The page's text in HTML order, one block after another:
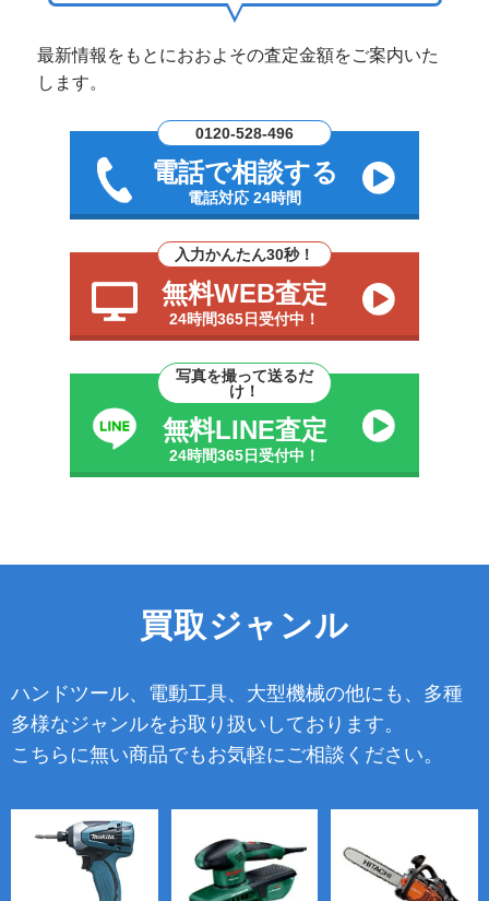
最新情報をもとにおおよその査定金額をご案内いた
します。
0120-528-496
電話で相談する
電話対応 24時間
入力かんたん30秒！
無料WEB査定
24時間365日受付中！
写真を撮って送るだ
け！
無料LINE査定
24時間365日受付中！
買取ジャンル
ハンドツール、電動工具、大型機械の他にも、多種
多様なジャンルをお取り扱いしております。
こちらに無い商品でもお気軽にご相談ください。